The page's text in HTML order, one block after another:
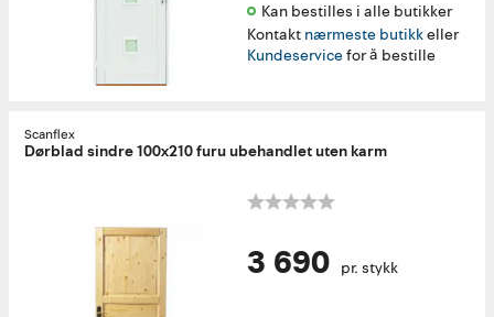
Kan bestilles i alle butikker
Kontakt nærmeste butikkeller
Kundeservicefor å bestille
Scanflex
Dørblad sindre 100x210 furu ubehandlet uten karm
3 690 pr. stykk